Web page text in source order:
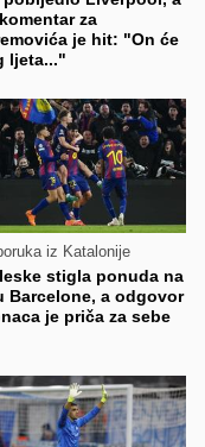
za
je hit: "On će
ljeta..."
iz Katalonije
stigla ponuda na
Barcelone, a odgovor
je priča za sebe